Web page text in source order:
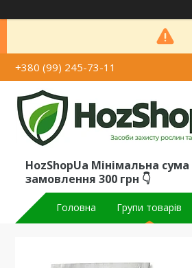
+380 (99) 245-73-11
HozShopUa Мінімальна сума
замовлення 300 грн 👇
Головна Групи товарів